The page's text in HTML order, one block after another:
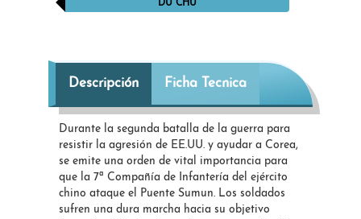
DU CHU
Descripción Ficha Tecnica
Durante la segunda batalla de la guerra para
resistir la agresión de EE.UU. y ayudar a Corea,
se emite una orden de vital importancia para
que la 7ª Compañía de Infantería del ejército
chino ataque el Puente Sumun. Los soldados
sufren una dura marcha hacia su objetivo